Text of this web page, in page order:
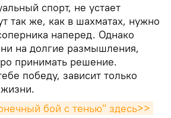
спорт, не устает
так же, как в шахматах, нужно
наперед. Однако
на долгие размышления,
принимать решение.
победу, зависит только
бой с тенью" здесь>>